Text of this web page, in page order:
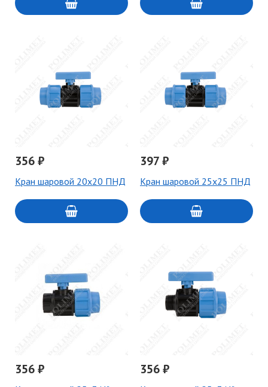
356 ₽
Кран шаровой 20х20 ПНД
397 ₽
Кран шаровой 25х25 ПНД
356 ₽ 356 ₽